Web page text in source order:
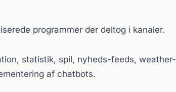
programmer der deltog i kanaler.
statistik, spil, nyheds-feeds, weather-
af chatbots.